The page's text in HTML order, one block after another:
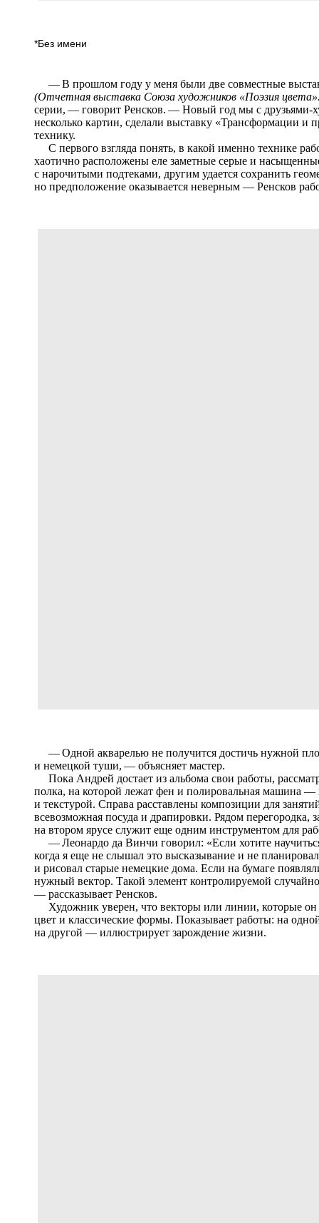
*Без имени
— В прошлом году у меня были две совместные
(Отчетная выставка Союза художников «Поэзия
серии, — говорит Ренсков. — Новый год мы с друзьями-
несколько картин, сделали выставку «Трансформации и
технику.
С первого взгляда понять, в какой именно технике
хаотично расположены еле заметные серые и
с нарочитыми подтеками, другим удается сохранить
но предположение оказывается неверным — Ренсков
— Одной акварелью не получится достичь нужной
и немецкой туши, — объясняет мастер.
Пока Андрей достает из альбома свои работы,
полка, на которой лежат фен и полировальная машина
и текстурой. Справа расставлены композиции для
всевозможная посуда и драпировки. Рядом перегородка,
на втором ярусе служит еще одним инструментом для
— Леонардо да Винчи говорил: «Если хотите
когда я еще не слышал это высказывание и не
и рисовал старые немецкие дома. Если на бумаге
нужный вектор. Такой элемент контролируемой
— рассказывает Ренсков.
Художник уверен, что векторы или линии, которые он
цвет и классические формы. Показывает работы: на
на другой — иллюстрирует зарождение жизни.